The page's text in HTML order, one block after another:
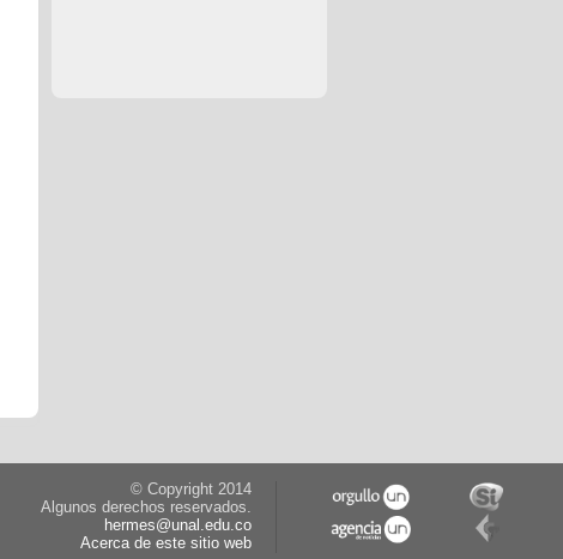
© Copyright 2014
Algunos derechos reservados.
hermes@unal.edu.co
Acerca de este sitio web